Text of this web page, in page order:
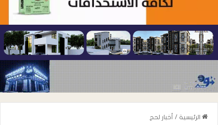
الرئيسية / أخبار لحج